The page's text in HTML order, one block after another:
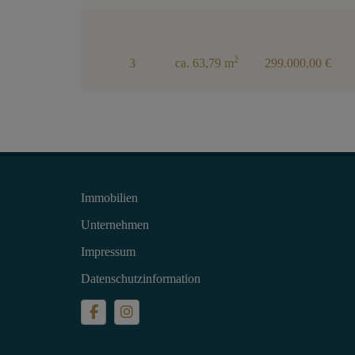
3 ca. 63,79 m2 299.000,00 €
Immobilien
Unternehmen
Impressum
Datenschutzinformation